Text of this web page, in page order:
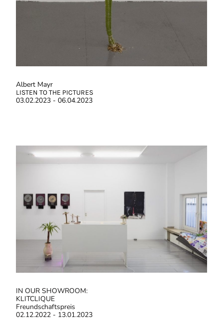
Albert Mayr
LISTEN TO THE PICTURES
03.02.2023 - 06.04.2023
IN OUR SHOWROOM:
KLITCLIQUE
Freundschaftspreis
02.12.2022 - 13.01.2023